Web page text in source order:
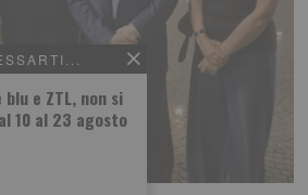
e ZTL, non si
10 al 23 agosto